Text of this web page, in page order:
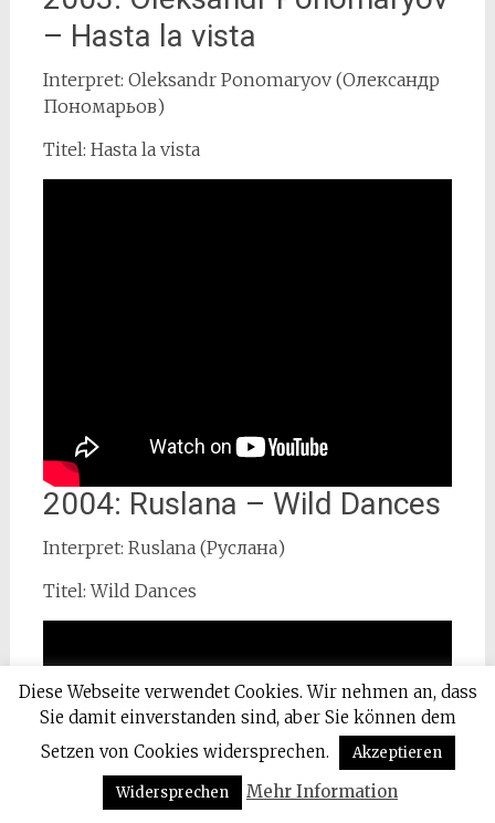
– Hasta la vista
Interpret: Oleksandr Ponomaryov (Олександр
Пономарьов)
Titel: Hasta la vista
2004: Ruslana – Wild Dances
Interpret: Ruslana (Руслана)
Titel: Wild Dances
Diese Webseite verwendet Cookies. Wir nehmen an, dass
Sie damit einverstanden sind, aber Sie können dem
Setzen von Cookies widersprechen.
Akzeptieren
Widersprechen Mehr Information